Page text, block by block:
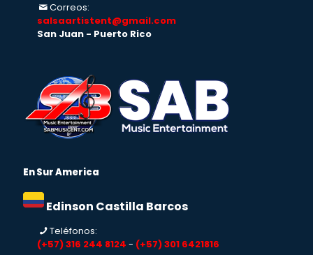
Correos:
salsaartistent@gmail.com
San Juan - Puerto Rico
En Sur America
Edinson Castilla Barcos
Teléfonos:
(+57) 316 244 8124 - (+57) 301 6421816